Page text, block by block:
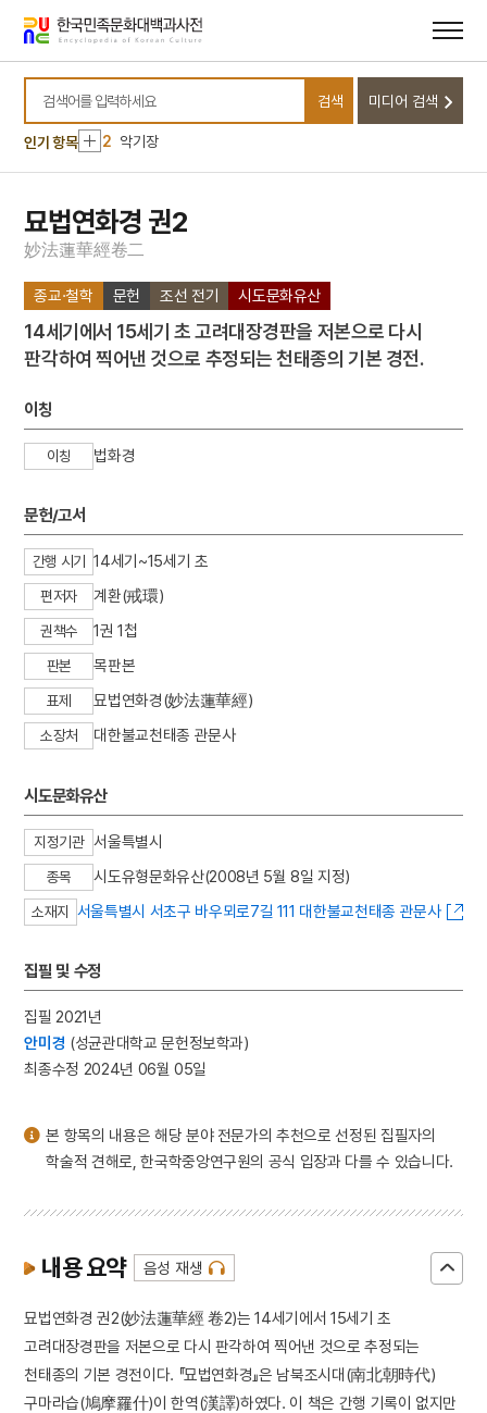
바로가기
바로가기
검색어를 입력하세요
검색 미디어 검색
인기 항목
10 농포문답
1 대정실업친목회
2 악기장
3 친일인명사전
4 금성대군
5 원
서울역사박물관
8 용연향
9
경제학
1 대정실업친목회
2
악기장
4 금성대군
5 원
6 8·15광복
7 서울역사박물관
8 용연향
9
경제학
10 농포문답
묘법연화경 권2
妙法蓮華經卷二
종교·철학 문헌 조선 전기 시도문화유산
14세기에서 15세기 초 고려대장경판을 저본으로 다시
판각하여 찍어낸 것으로 추정되는 천태종의 기본 경전.
이칭
이칭 법화경
문헌/고서
간행 시기 14세기~15세기 초
편저자 계환(戒環)
권책수 1권 1첩
판본 목판본
표제 묘법연화경(妙法蓮華經)
소장처 대한불교천태종 관문사
시도문화유산
지정기관 서울특별시
종목 시도유형문화유산(2008년 5월 8일 지정)
소재지 서울특별시 서초구 바우뫼로7길 111 대한불교천태종 관문사
집필 및 수정
집필 2021년
안미경 (성균관대학교 문헌정보학과)
최종수정 2024년 06월 05일
본 항목의 내용은 해당 분야 전문가의 추천으로 선정된 집필자의
학술적 견해로, 한국학중앙연구원의 공식 입장과 다를 수 있습니다.
내용 요약 음성 재생
묘법연화경 권2(妙法蓮華經 卷2)는 14세기에서 15세기 초
고려대장경판을 저본으로 다시 판각하여 찍어낸 것으로 추정되는
천태종의 기본 경전이다. 『묘법연화경』은 남북조시대(南北朝時代)
구마라습(鳩摩羅什)이 한역(漢譯)하였다. 이 책은 간행 기록이 없지만